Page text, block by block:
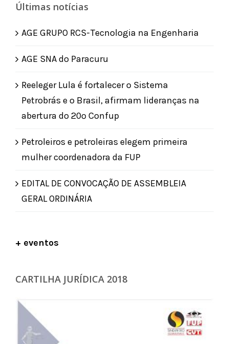
Últimas notícias
AGE GRUPO RCS-Tecnologia na Engenharia
AGE SNA do Paracuru
Reeleger Lula é fortalecer o Sistema
Petrobrás e o Brasil, afirmam lideranças na
abertura do 20º Confup
Petroleiros e petroleiras elegem primeira
mulher coordenadora da FUP
EDITAL DE CONVOCAÇÃO DE ASSEMBLEIA
GERAL ORDINÁRIA
+ eventos
CARTILHA JURÍDICA 2018